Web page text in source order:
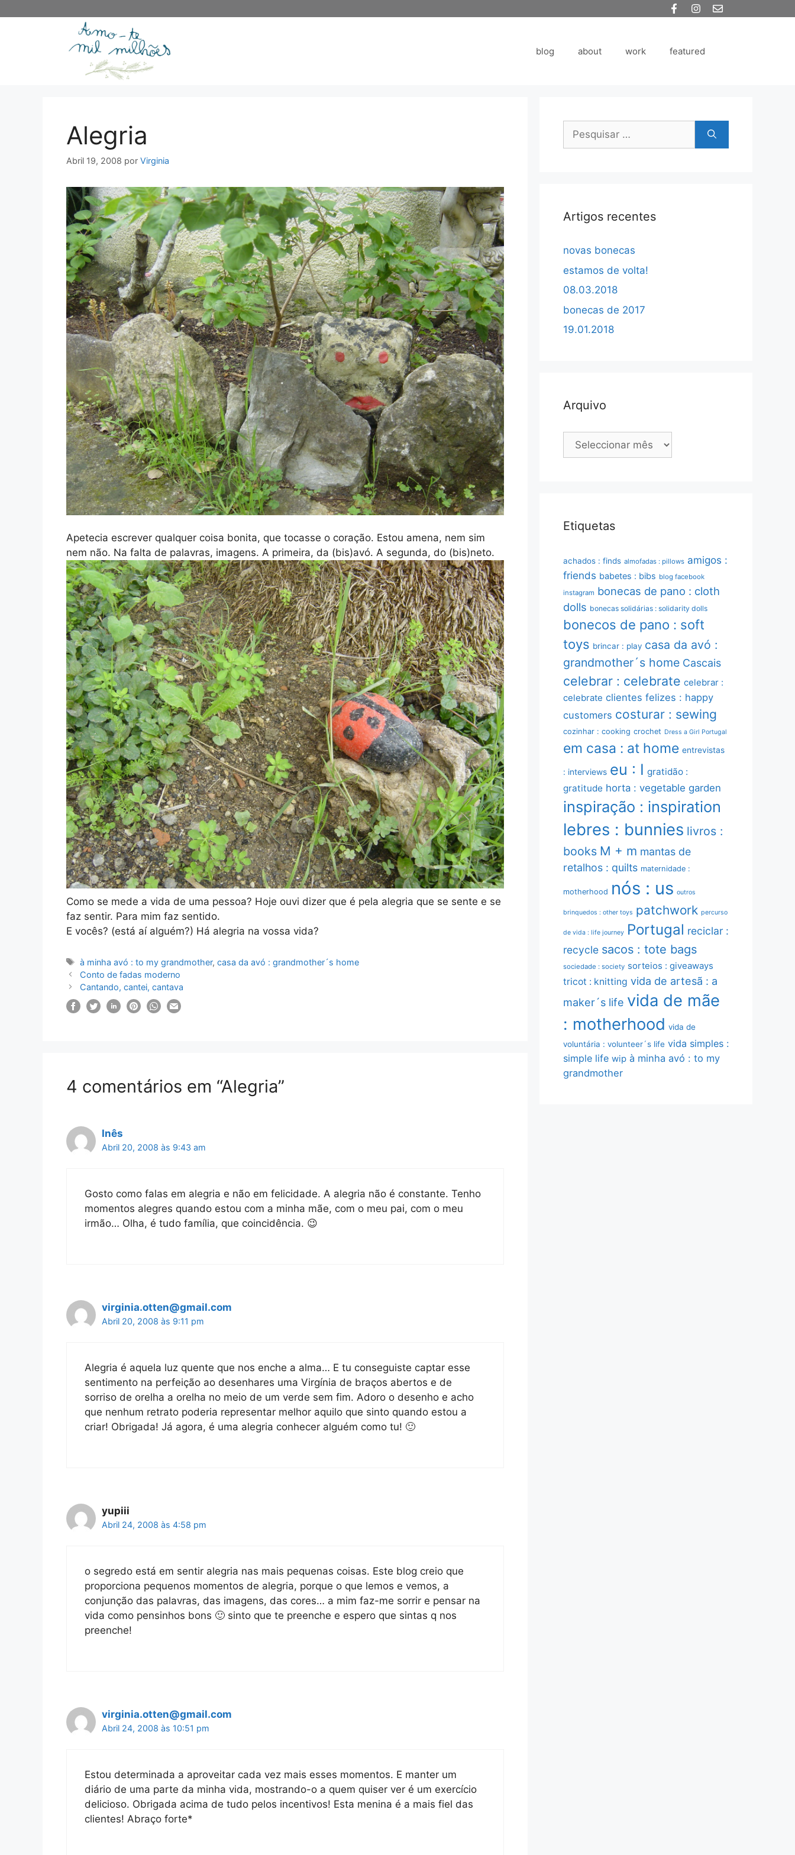
blog about work featured
Alegria
Abril 19, 2008 por Virginia
Apetecia escrever qualquer coisa bonita, que tocasse o coração. Estou amena, nem sim
nem não. Na falta de palavras, imagens. A primeira, da (bis)avó. A segunda, do (bis)neto.
Como se mede a vida de uma pessoa? Hoje ouvi dizer que é pela alegria que se sente e se
faz sentir. Para mim faz sentido.
E vocês? (está aí alguém?) Há alegria na vossa vida?
Etiquetas
à minha avó : to my grandmother,casa da avó : grandmother´s home
Conto de fadas moderno
Cantando, cantei, cantava
4 comentários em “Alegria”
Inês
Abril 20, 2008 às 9:43 am
Gosto como falas em alegria e não em felicidade. A alegria não é constante. Tenho
momentos alegres quando estou com a minha mãe, com o meu pai, com o meu
irmão… Olha, é tudo família, que coincidência. 😉
virginia.otten@gmail.com
Abril 20, 2008 às 9:11 pm
Alegria é aquela luz quente que nos enche a alma… E tu conseguiste captar esse
sentimento na perfeição ao desenhares uma Virgínia de braços abertos e de
sorriso de orelha a orelha no meio de um verde sem fim. Adoro o desenho e acho
que nenhum retrato poderia representar melhor aquilo que sinto quando estou a
criar! Obrigada! Já agora, é uma alegria conhecer alguém como tu! 🙂
yupiii
Abril 24, 2008 às 4:58 pm
o segredo está em sentir alegria nas mais pequenas coisas. Este blog creio que
proporciona pequenos momentos de alegria, porque o que lemos e vemos, a
conjunção das palavras, das imagens, das cores… a mim faz-me sorrir e pensar na
vida como pensinhos bons 🙂 sinto que te preenche e espero que sintas q nos
preenche!
virginia.otten@gmail.com
Abril 24, 2008 às 10:51 pm
Estou determinada a aproveitar cada vez mais esses momentos. E manter um
diário de uma parte da minha vida, mostrando-o a quem quiser ver é um exercício
delicioso. Obrigada acima de tudo pelos incentivos! Esta menina é a mais fiel das
clientes! Abraço forte*
Pesquisar
Artigos recentes
novas bonecas
estamos de volta!
08.03.2018
bonecas de 2017
19.01.2018
Arquivo
Arquivo
Etiquetas
achados : finds almofadas : pillows amigos :
friends babetes : bibs blog facebook
instagram bonecas de pano : cloth
dolls bonecas solidárias : solidarity dolls
bonecos de pano : soft
toys brincar : play casa da avó :
grandmother´s home Cascais
celebrar : celebrate celebrar :
celebrate clientes felizes : happy
customers costurar : sewing
cozinhar : cooking crochet Dress a Girl Portugal
em casa : at home entrevistas
: interviews eu : I gratidão :
gratitude horta : vegetable garden
inspiração : inspiration
lebres : bunnies livros :
books M + m mantas de
retalhos : quilts maternidade :
motherhood nós : us outros
brinquedos : other toys patchwork percurso
de vida : life journey Portugal reciclar :
recycle sacos : tote bags
sociedade : society sorteios : giveaways
tricot : knitting vida de artesã : a
maker´s life vida de mãe
: motherhood vida de
voluntária : volunteer´s life vida simples :
simple life wip à minha avó : to my
grandmother